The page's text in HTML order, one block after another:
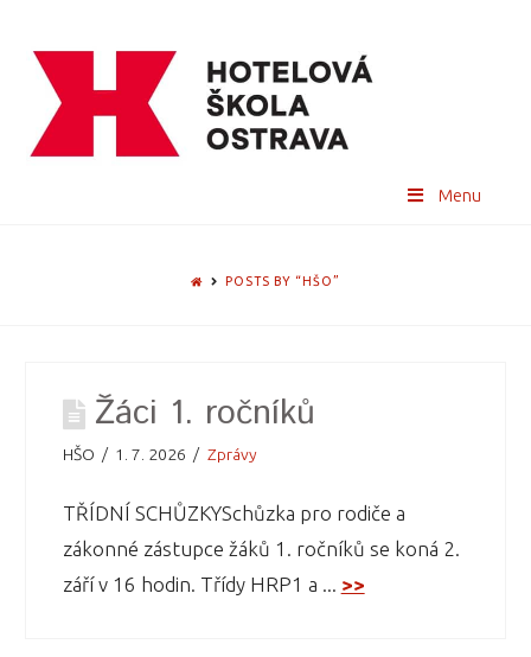
Menu
HOMEPOSTS BY “HŠO”
Žáci 1. ročníků
HŠO 1. 7. 2026 Zprávy
TŘÍDNÍ SCHŮZKYSchůzka pro rodiče a
zákonné zástupce žáků 1. ročníků se koná 2.
září v 16 hodin. Třídy HRP1 a ... >>